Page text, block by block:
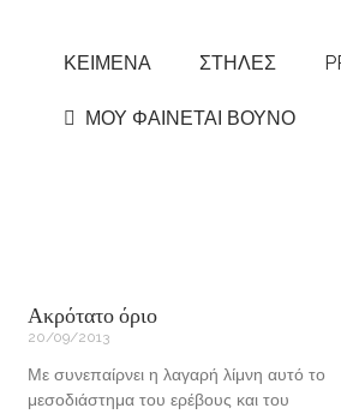
ΚΕΙΜΕΝΑ ΣΤΗΛΕΣ
ΜΟΥ ΦΑΙΝΕΤΑΙ ΒΟΥΝΟ
Ακρότατο όριο
20/09/2013
Με συνεπαίρνει η λαγαρή λίμνη αυτό το
μεσοδιάστημα του ερέβους και του